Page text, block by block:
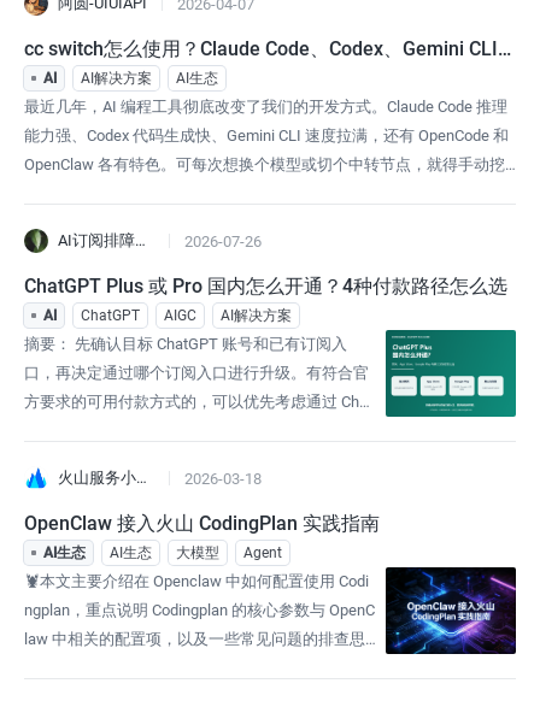
到2026年底约有25%的传统搜索行为将被AI问答取代，而这一拐点已在
今
2026-04-07
cc switch怎么使用？Claude Code、Codex、Gemini CLI
多模型一键切换
AI AI解决方案 AI生态
最近几年，AI 编程工具彻底改变了我们的开发方式。Claude Code 推理
能力强、Codex 代码生成快、Gemini CLI 速度拉满，还有 OpenCode 和
OpenClaw 各有特色。可每次想换个模型或切个中转节点，就得手动挖
AI订阅排障笔记
2026-07-26
ChatGPT Plus 或 Pro 国内怎么开通？4种付款路径怎么选
AI ChatGPT AIGC AI解决方案
摘要： 先确认目标 ChatGPT 账号和已有订阅入
口，再决定通过哪个订阅入口进行升级。有符合官
方要求的可用付款方式的，可以优先考虑通过 Chat
行订阅；账号可以正常登录、但缺少海外支付条件
时，可以借助 chonggrok.com 平台进行订阅。注
意，无论选哪条路径，都要保留订单
火山服务小助手 2026-03-18
OpenClaw 接入火山 CodingPlan 实践指南
AI生态 AI生态 大模型 Agent
🦞本文主要介绍在 Openclaw 中如何配置使用 Codi
ngplan，重点说明 Codingplan 的核心参数与 OpenC
law 中相关的配置项，以及一些常见问题的排查思